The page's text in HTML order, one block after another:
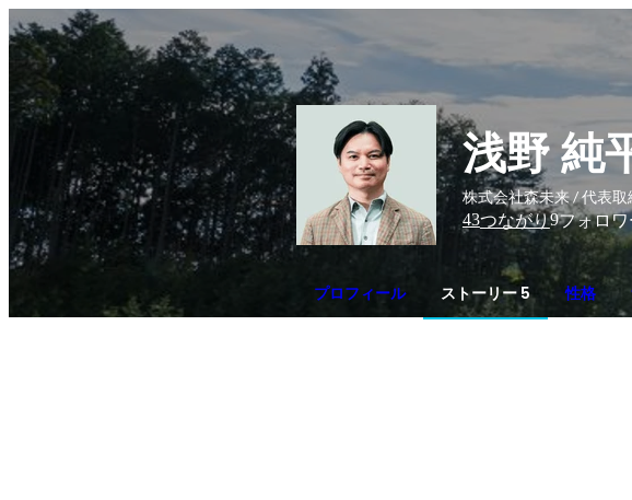
浅野 純
株式会社森未来 / 代表取
43つながり9フォロワ
プロフィール ストーリー 5 性格